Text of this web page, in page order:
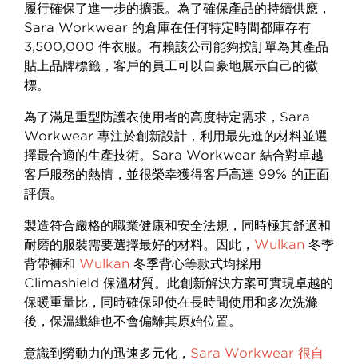
履行確保了進一步的擴張。為了確保產品的持續供應，
Sara Workwear 的倉庫在任何特定時間都庫存有
3,500,000 件衣服。有賴該公司能夠按訂單為其產品
貼上品牌標籤，客戶的員工可以自豪地展示自己的徽
標。
為了滿足重型防護衣使用者的高度特定需求，Sara
Workwear 專注於創新設計，利用最先進的材料並選
擇最合適的生產技術。Sara Workwear 結合對卓越
客戶服務的熱情，並很榮幸獲得客戶高達 99% 的正面
評價。
製造符合嚴格的職業健康和安全法規，同時極其舒適和
耐磨的服裝需要選擇最好的材料。因此， Wulkan 冬季
背帶褲和 Wulkan 冬季背心等款式均採用
Climashield 保溫材質。此創新解決方案可實現卓越的
保暖重量比，同時確保即使在長時間使用和多次洗滌
後，保溫纖維也不會偏離其原始位置。
意識到勞動力的迅速多元化， Sara Workwear 很自